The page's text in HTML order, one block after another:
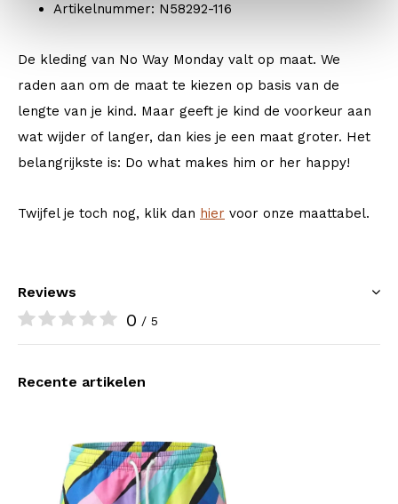
Artikelnummer: N58292-116
De kleding van No Way Monday valt op maat. We
raden aan om de maat te kiezen op basis van de
lengte van je kind. Maar geeft je kind de voorkeur aan
wat wijder of langer, dan kies je een maat groter. Het
belangrijkste is: Do what makes him or her happy!
Twijfel je toch nog, klik dan hier voor onze maattabel.
Reviews
0 / 5
Recente artikelen